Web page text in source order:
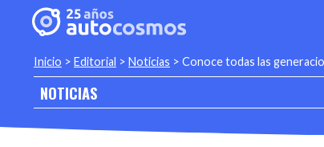
Inicio > Editorial > Noticias > Conoce todas las
NOTICIAS